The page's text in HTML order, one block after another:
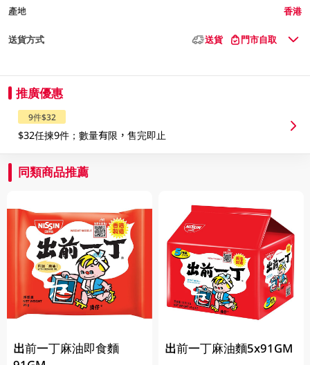
產地 香港
送貨方式 送貨 門市自取
推廣優惠
9件$32
$32任揀9件；數量有限，售完即止
同類商品推薦
出前一丁麻油即食麵
出前一丁麻油麵5x91GM